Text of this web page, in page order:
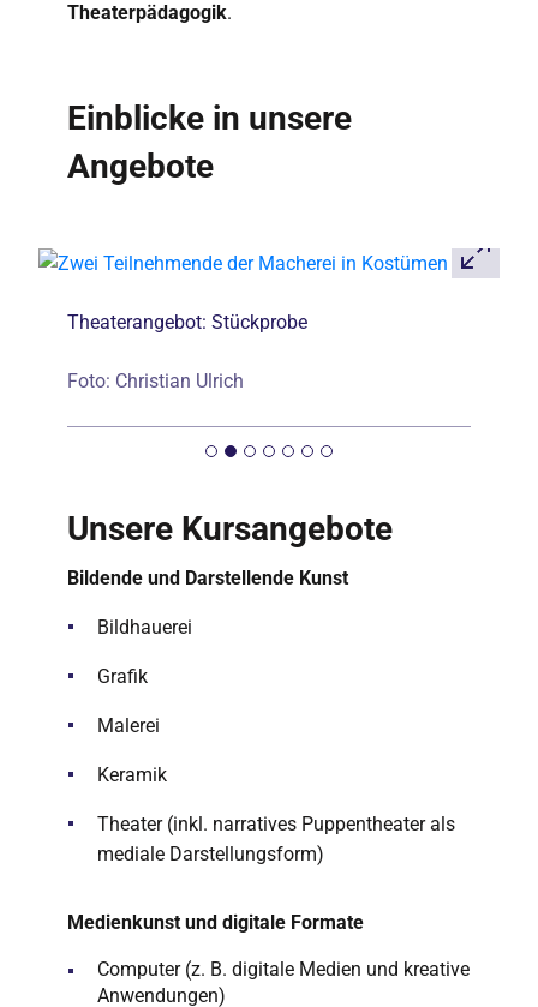
Theaterpädagogik.
Einblicke in unsere
Angebote
Theaterangebot: Stückprobe
Foto: Christian Ulrich
Unsere Kursangebote
Bildende und Darstellende Kunst
Bildhauerei
Grafik
Malerei
Keramik
Theater (inkl. narratives Puppentheater als
mediale Darstellungsform)
Medienkunst und digitale Formate
Computer (z. B. digitale Medien und kreative
Anwendungen)